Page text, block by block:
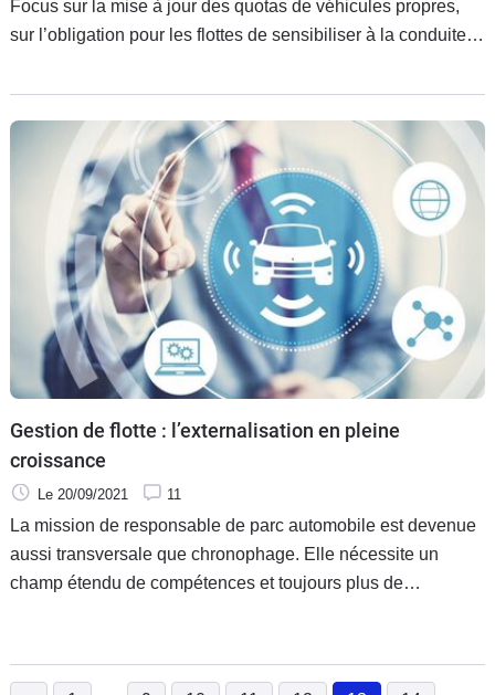
Focus sur la mise à jour des quotas de véhicules propres,
sur l’obligation pour les flottes de sensibiliser à la conduite
de la nouvelle législation, comme le renfort du bonus alloué
pour l’achat de VUL à faibles émissions, ou encore la
hausse du Forfait mobilités durables (FMD).
Gestion de flotte : l’externalisation en pleine
croissance
Le 20/09/2021 11
La mission de responsable de parc automobile est devenue
aussi transversale que chronophage. Elle nécessite un
champ étendu de compétences et toujours plus de
sur cette tendance au travers de chiffres et de témoignages.